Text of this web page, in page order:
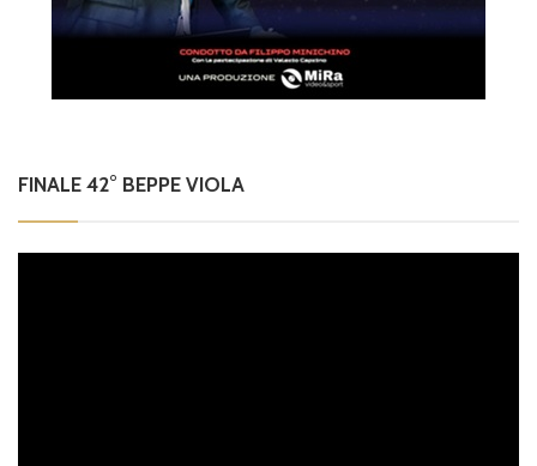
FINALE 42° BEPPE VIOLA